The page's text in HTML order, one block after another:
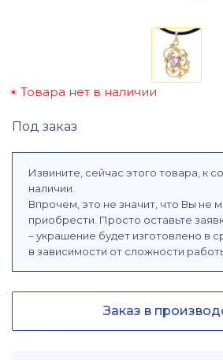
Товара нет в наличии
Под заказ
Извините, сейчас этого товара, к
наличии.
Впрочем, это не значит, что Вы не
приобрести. Просто оставьте
– украшение будет изготовлено в
в зависимости от сложности
Заказ в